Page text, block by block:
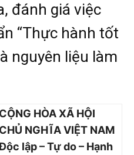
đánh giá việc
“Thực hành tốt
nguyên liệu làm
CỘNG HÒA XÃ HỘI
CHỦ NGHĨA VIỆT NAM
lập – Tự do – Hạnh